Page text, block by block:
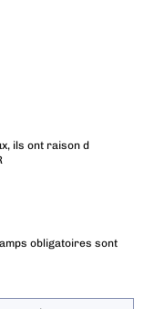
ils ont raison d
obligatoires sont